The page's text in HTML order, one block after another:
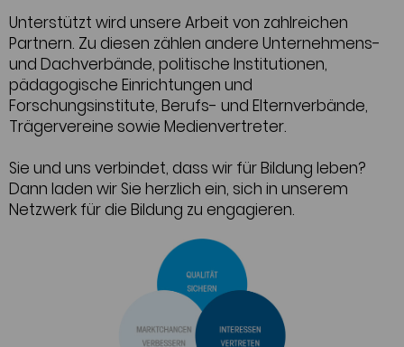
Unterstützt wird unsere Arbeit von zahlreichen
Partnern. Zu diesen zählen andere Unternehmens-
und Dachverbände, politische Institutionen,
pädagogische Einrichtungen und
Forschungsinstitute, Berufs- und Elternverbände,
Trägervereine sowie Medienvertreter.
Sie und uns verbindet, dass wir für Bildung leben?
Dann laden wir Sie herzlich ein, sich in unserem
Netzwerk für die Bildung zu engagieren.